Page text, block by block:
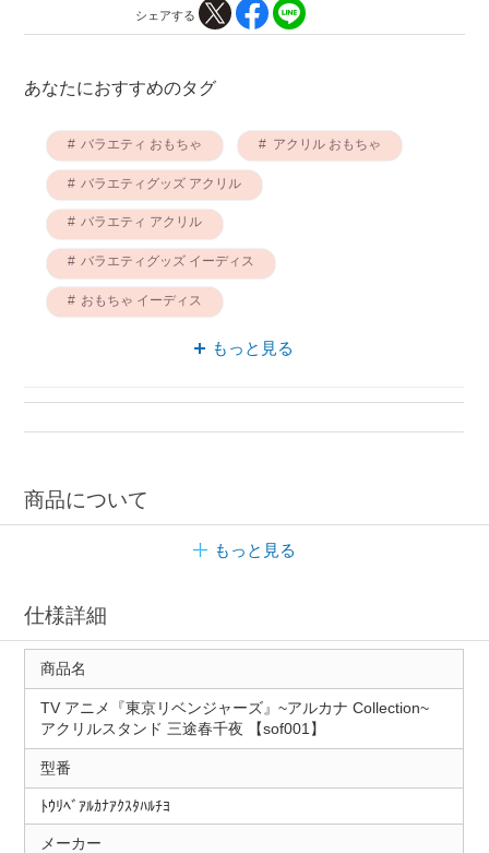
シェアする
あなたにおすすめのタグ
バラエティ おもちゃ アクリル おもちゃ
バラエティグッズ アクリル
バラエティ アクリル
バラエティグッズ イーディス
おもちゃ イーディス
アクリルスタンド バラエティ
もっと見る
商品について
もっと見る
仕様詳細
商品名
TV アニメ『東京リベンジャーズ』~アルカナ Collection~
アクリルスタンド 三途春千夜 【sof001】
型番
ﾄｳﾘﾍﾞｱﾙｶﾅｱｸｽﾀﾊﾙﾁﾖ
メーカー